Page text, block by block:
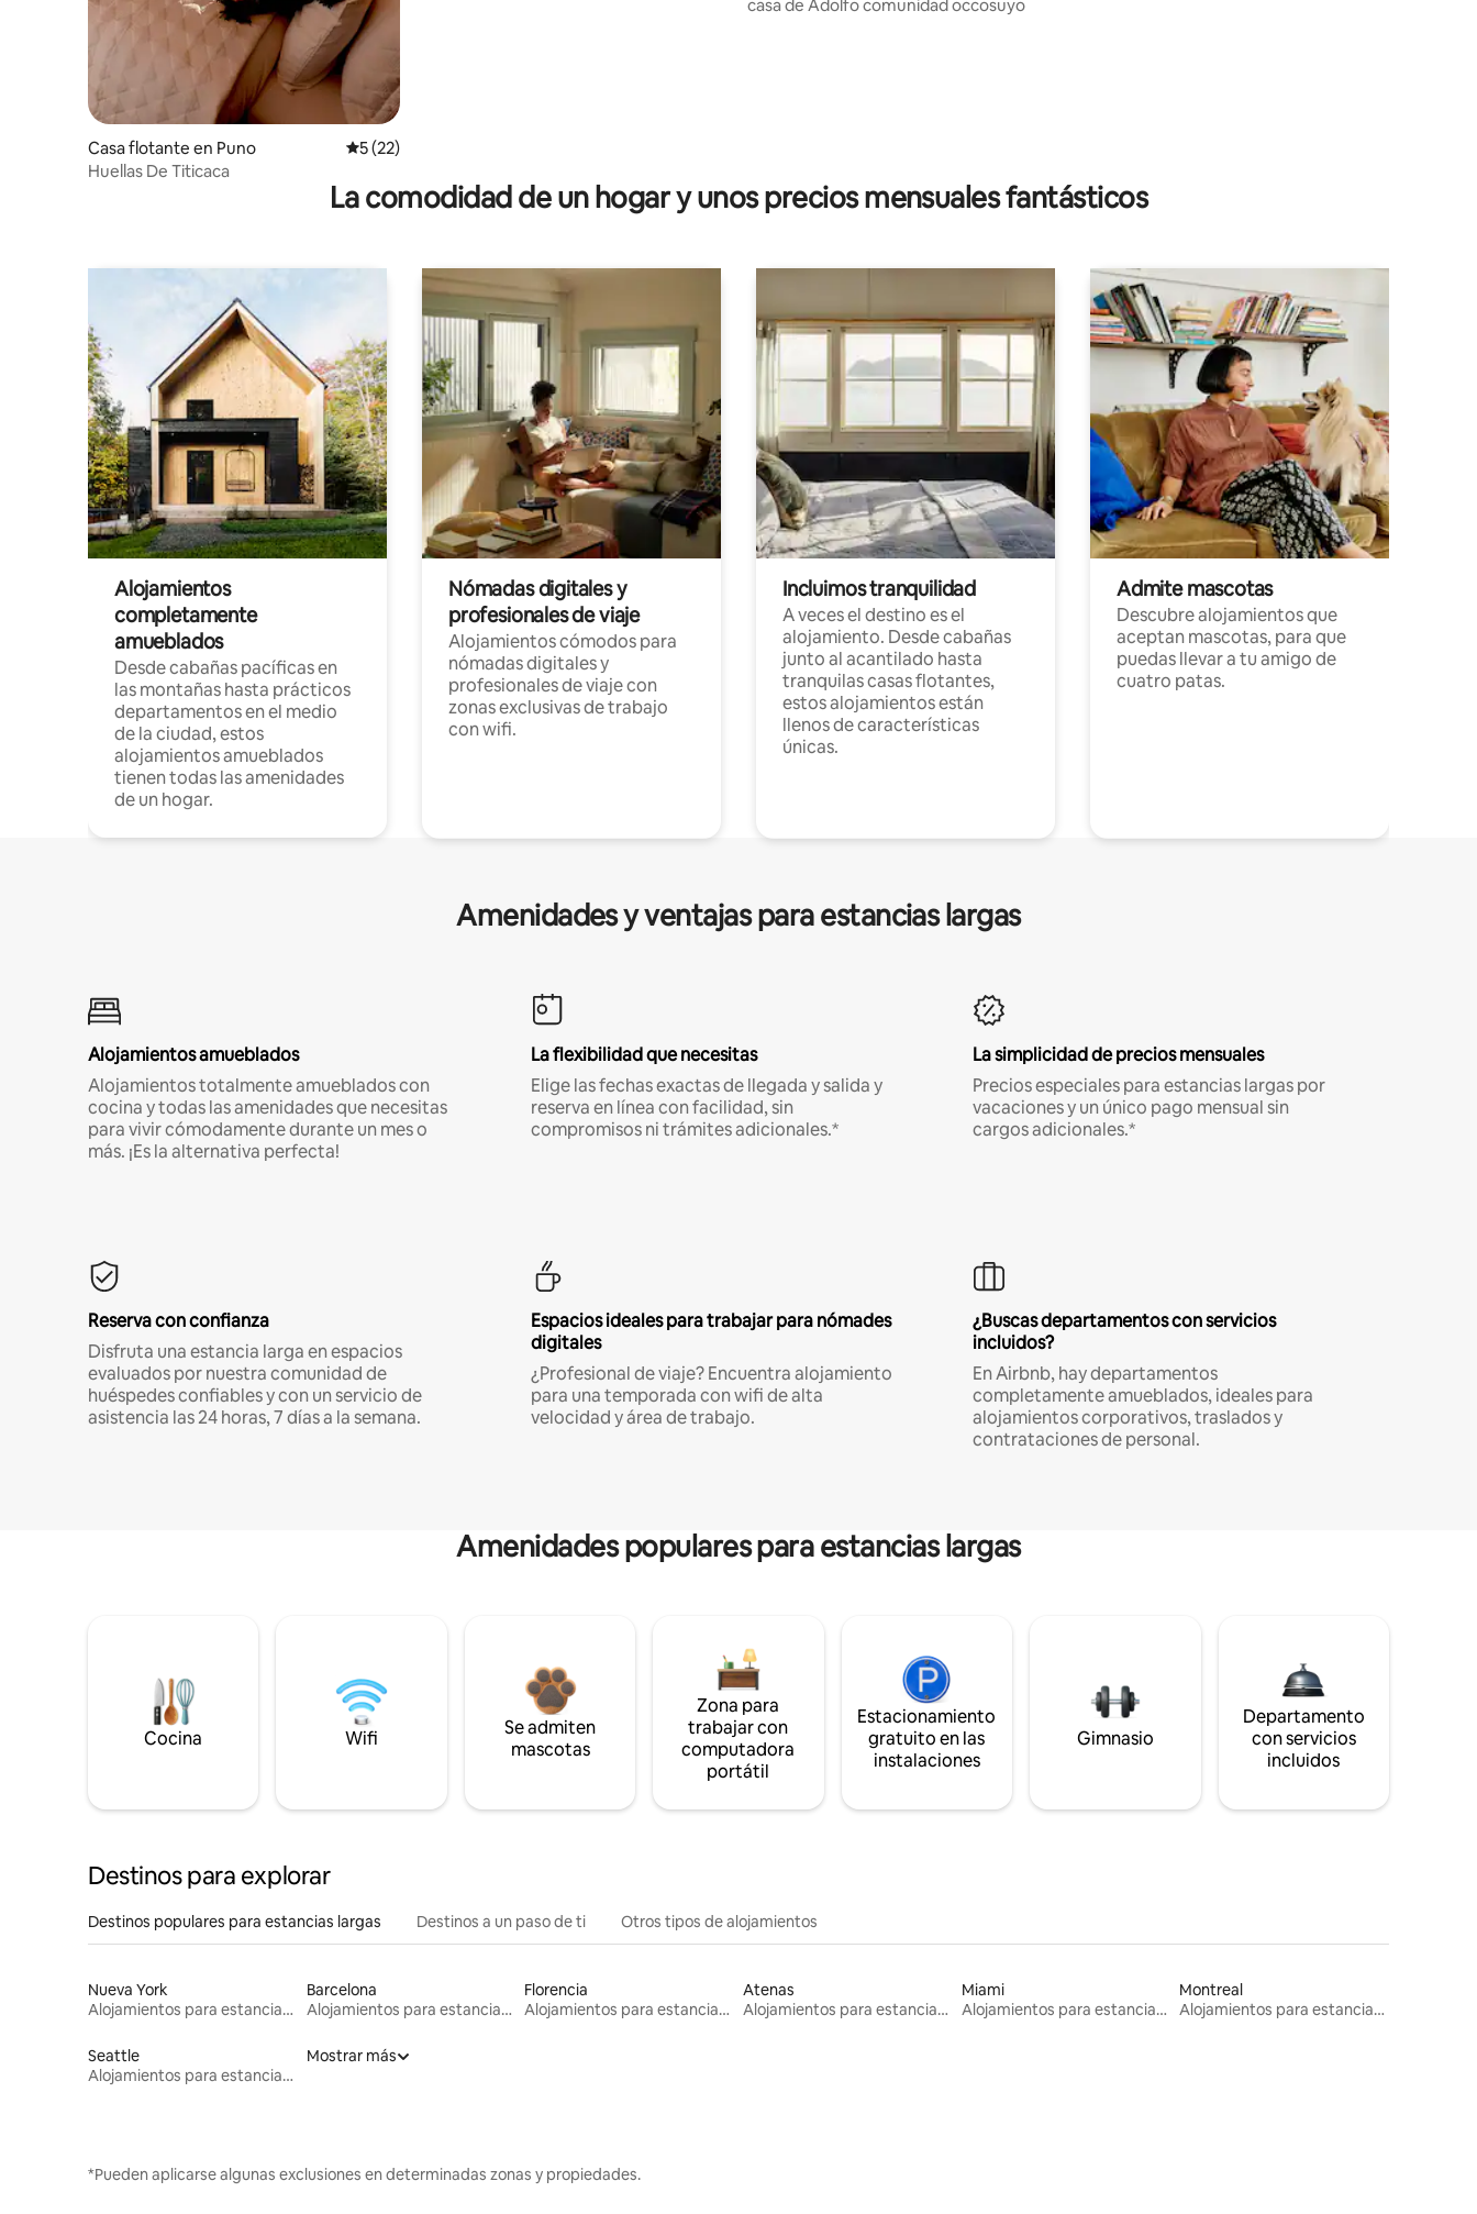
Casa flotante en Puno Calificación promedio: 5 de 5; 22 evaluaciones
5 (22)
Huellas De Titicaca
casa de Adolfo comunidad occosuyo
La comodidad de un hogar y unos precios mensuales fantásticos
Alojamientos
completamente
amueblados
Desde cabañas pacíficas en
las montañas hasta prácticos
departamentos en el medio
de la ciudad, estos
alojamientos amueblados
tienen todas las amenidades
de un hogar.
Nómadas digitales y
profesionales de viaje
Alojamientos cómodos para
nómadas digitales y
profesionales de viaje con
zonas exclusivas de trabajo
con wifi.
Incluimos tranquilidad
A veces el destino es el
alojamiento. Desde cabañas
junto al acantilado hasta
tranquilas casas flotantes,
estos alojamientos están
llenos de características
únicas.
Admite mascotas
Descubre alojamientos que
aceptan mascotas, para que
puedas llevar a tu amigo de
cuatro patas.
Amenidades y ventajas para estancias largas
Alojamientos amueblados
Alojamientos totalmente amueblados con
cocina y todas las amenidades que necesitas
para vivir cómodamente durante un mes o
más. ¡Es la alternativa perfecta!
La flexibilidad que necesitas
Elige las fechas exactas de llegada y salida y
reserva en línea con facilidad, sin
compromisos ni trámites adicionales.*
La simplicidad de precios mensuales
Precios especiales para estancias largas por
vacaciones y un único pago mensual sin
cargos adicionales.*
Reserva con confianza
Disfruta una estancia larga en espacios
evaluados por nuestra comunidad de
huéspedes confiables y con un servicio de
asistencia las 24 horas, 7 días a la semana.
Espacios ideales para trabajar para nómades
digitales
¿Profesional de viaje? Encuentra alojamiento
para una temporada con wifi de alta
velocidad y área de trabajo.
¿Buscas departamentos con servicios
incluidos?
En Airbnb, hay departamentos
completamente amueblados, ideales para
alojamientos corporativos, traslados y
contrataciones de personal.
Amenidades populares para estancias largas
Cocina Wifi
Se admiten
mascotas
Zona para
trabajar con
computadora
portátil
Estacionamiento
gratuito en las
instalaciones
Gimnasio
Departamento
con servicios
incluidos
Destinos para explorar
Destinos populares para estancias largas Destinos a un paso de ti Otros tipos de alojamientos
Nueva York
Alojamientos para estancias largas
Barcelona
Alojamientos para estancias largas
Florencia
Alojamientos para estancias largas
Atenas
Alojamientos para estancias largas
Miami
Alojamientos para estancias largas
Montreal
Alojamientos para estancias largas
Seattle
Alojamientos para estancias largas
Mostrar más
*Pueden aplicarse algunas exclusiones en determinadas zonas y propiedades.